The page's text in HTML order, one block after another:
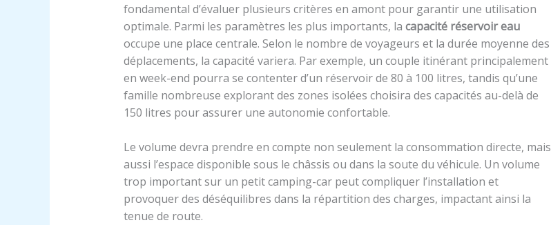
fondamental d’évaluer plusieurs critères en amont pour garantir une utilisation
optimale. Parmi les paramètres les plus importants, la capacité réservoir eau
occupe une place centrale. Selon le nombre de voyageurs et la durée moyenne des
déplacements, la capacité variera. Par exemple, un couple itinérant principalement
en week-end pourra se contenter d’un réservoir de 80 à 100 litres, tandis qu’une
famille nombreuse explorant des zones isolées choisira des capacités au-delà de
150 litres pour assurer une autonomie confortable.
Le volume devra prendre en compte non seulement la consommation directe, mais
aussi l’espace disponible sous le châssis ou dans la soute du véhicule. Un volume
trop important sur un petit camping-car peut compliquer l’installation et
provoquer des déséquilibres dans la répartition des charges, impactant ainsi la
tenue de route.